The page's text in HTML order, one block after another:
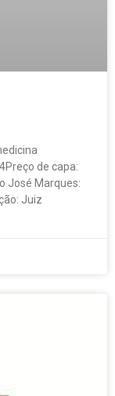
de capa:
José Marques:
Juiz